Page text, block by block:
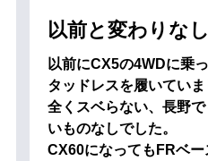
以前と変わりなし
以前にCX5の4WDに乗
タッドレスを履いてい
全くスベらない、長野
いものなしでした。
CX60になってもFRベ